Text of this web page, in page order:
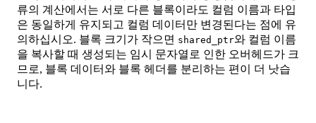
류의 계산에서는 서로 다른 블록이라도 컬럼 이름과 타입
은 동일하게 유지되고 컬럼 데이터만 변경된다는 점에 유
의하십시오. 블록 크기가 작으면 shared_ptr와 컬럼 이름
을 복사할 때 생성되는 임시 문자열로 인한 오버헤드가 크
므로, 블록 데이터와 블록 헤더를 분리하는 편이 더 낫습
니다.